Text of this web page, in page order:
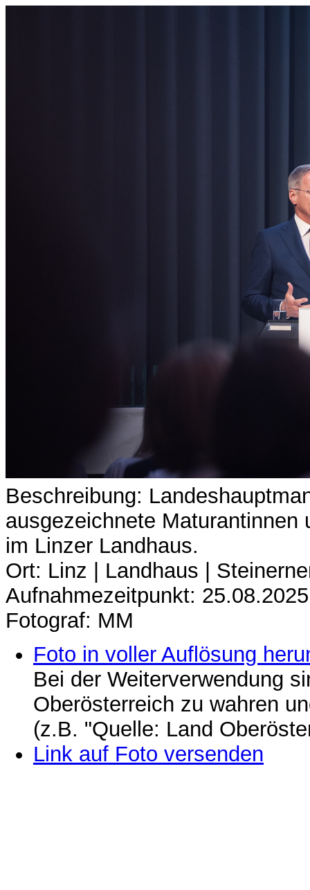
Beschreibung:
ausgezeichnete Maturantinnen
im Linzer Landhaus.
Ort: Linz | Landhaus |
Aufnahmezeitpunkt: 25.08.2025
Fotograf: MM
Foto in voller Auflösung
Bei der Weiterverwendung
Oberösterreich zu wahren
(z.B. "Quelle: Land
Link auf Foto versenden